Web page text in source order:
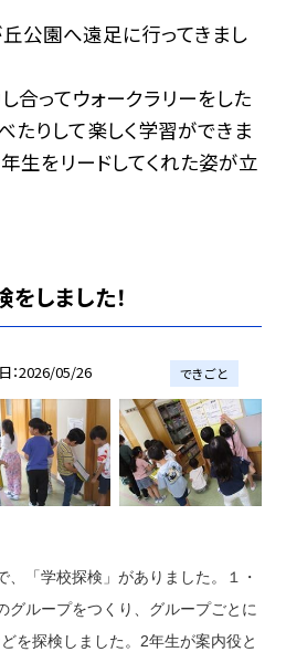
丘公園へ遠足に行ってきまし
合ってウォークラリーをした
たりして楽しく学習ができま
年生をリードしてくれた姿が立
をしました！
2026/05/26 できごと
、「学校探検」がありました。１・
グループをつくり、グループごとに
を探検しました。2年生が案内役と